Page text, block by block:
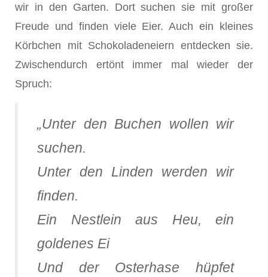
wir in den Garten. Dort suchen sie mit großer
Freude und finden viele Eier. Auch ein kleines
Körbchen mit Schokoladeneiern entdecken sie.
Zwischendurch ertönt immer mal wieder der
Spruch:
„Unter den Buchen wollen wir
suchen.
Unter den Linden werden wir
finden.
Ein Nestlein aus Heu, ein
goldenes Ei
Und der Osterhase hüpfet